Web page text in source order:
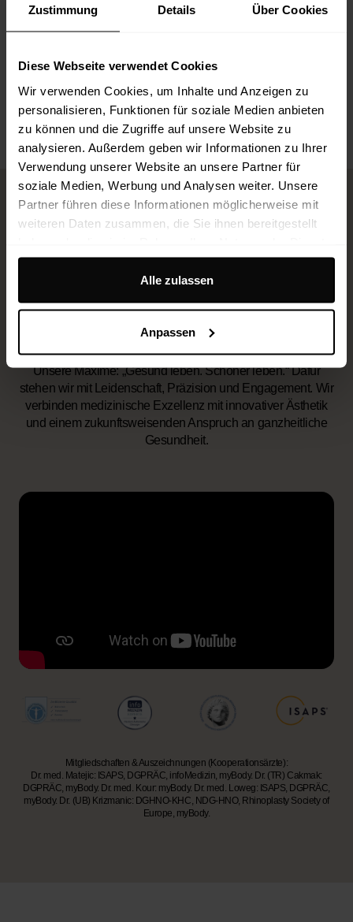
Zustimmung Details Über Cookies
Diese Webseite verwendet Cookies
Wir verwenden Cookies, um Inhalte und Anzeigen zu
personalisieren, Funktionen für soziale Medien anbieten
zu können und die Zugriffe auf unsere Website zu
analysieren. Außerdem geben wir Informationen zu Ihrer
Verwendung unserer Website an unsere Partner für
soziale Medien, Werbung und Analysen weiter. Unsere
Partner führen diese Informationen möglicherweise mit
weiteren Daten zusammen, die Sie ihnen bereitgestellt
gesammelt haben.
Alle zulassen
Anpassen
Telefon:
aegz.- Schönheitsklinik 2.0
Behandlungskonzept vereintÄsthetische Medizin
Plastische Chirurgie,Dermatologie,Haarmedizinsowie
Prävention und nachhaltige Regeneration.
Unsere Maxime:„Gesund leben. Schöner leben.“ Dafür
stehen wir mit Leidenschaft, Präzision und Engagement. Wir
verbinden medizinische Exzellenz mit innovativer Ästhetik
und einem zukunftsweisenden Anspruch an ganzheitliche
Gesundheit.
Mitgliedschaften & Auszeichnungen (Kooperationsärzte):
Dr. med. Matejic: ISAPS, DGPRÄC, infoMedizin, myBody. Dr. (TR) Cakmak:
DGPRÄC, myBody. Dr. med. Kour: myBody. Dr. med. Loweg: ISAPS, DGPRÄC,
myBody. Dr. (UB) Krizmanic: DGHNO-KHC, NDG-HNO, Rhinoplasty Society of
Europe, myBody.